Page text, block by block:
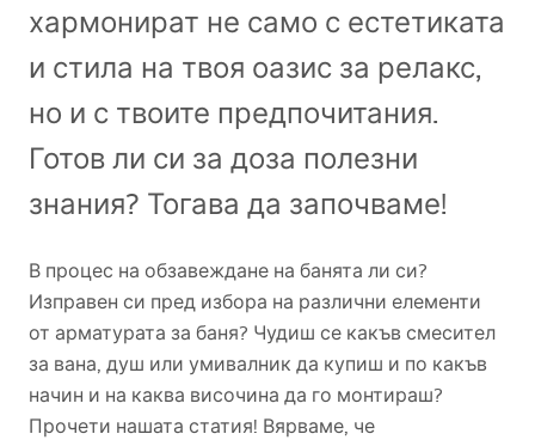
хармонират не само с естетиката
и стила на твоя оазис за релакс,
но и с твоите предпочитания.
Готов ли си за доза полезни
знания? Тогава да започваме!
В процес на обзавеждане на банята ли си?
Изправен си пред избора на различни елементи
от арматурата за баня? Чудиш се какъв смесител
за вана, душ или умивалник да купиш и по какъв
начин и на каква височина да го монтираш?
Прочети нашата статия! Вярваме, че